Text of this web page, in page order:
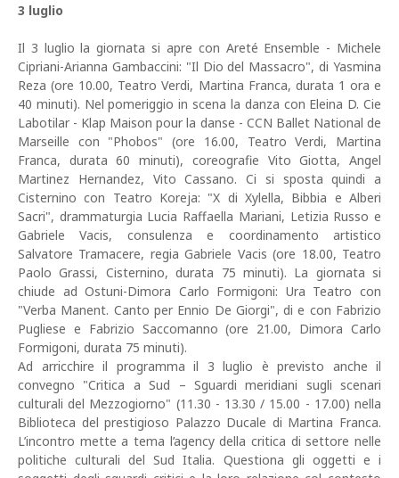
3 luglio
Il 3 luglio la giornata si apre con Areté Ensemble - Michele
Cipriani-Arianna Gambaccini: "Il Dio del Massacro", di Yasmina
Reza (ore 10.00, Teatro Verdi, Martina Franca, durata 1 ora e
40 minuti). Nel pomeriggio in scena la danza con Eleina D. Cie
Labotilar - Klap Maison pour la danse - CCN Ballet National de
Marseille con "Phobos" (ore 16.00, Teatro Verdi, Martina
Franca, durata 60 minuti), coreografie Vito Giotta, Angel
Martinez Hernandez, Vito Cassano. Ci si sposta quindi a
Cisternino con Teatro Koreja: "X di Xylella, Bibbia e Alberi
Sacri", drammaturgia Lucia Raffaella Mariani, Letizia Russo e
Gabriele Vacis, consulenza e coordinamento artistico
Salvatore Tramacere, regia Gabriele Vacis (ore 18.00, Teatro
Paolo Grassi, Cisternino, durata 75 minuti). La giornata si
chiude ad Ostuni-Dimora Carlo Formigoni: Ura Teatro con
"Verba Manent. Canto per Ennio De Giorgi", di e con Fabrizio
Pugliese e Fabrizio Saccomanno (ore 21.00, Dimora Carlo
Formigoni, durata 75 minuti).
Ad arricchire il programma il 3 luglio è previsto anche il
convegno "Critica a Sud – Sguardi meridiani sugli scenari
culturali del Mezzogiorno" (11.30 - 13.30 / 15.00 - 17.00) nella
Biblioteca del prestigioso Palazzo Ducale di Martina Franca.
L’incontro mette a tema l’agency della critica di settore nelle
politiche culturali del Sud Italia. Questiona gli oggetti e i